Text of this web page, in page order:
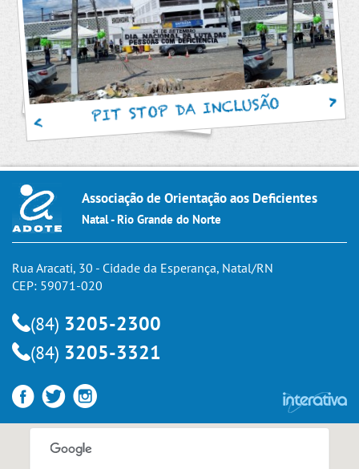
PIT STOP DA INCLUSÃO
Associação de Orientação aos Deficientes
Natal - Rio Grande do Norte
Rua Aracati, 30 - Cidade da Esperança, Natal/RN
CEP: 59071-020
(84) 3205-2300
(84) 3205-3321